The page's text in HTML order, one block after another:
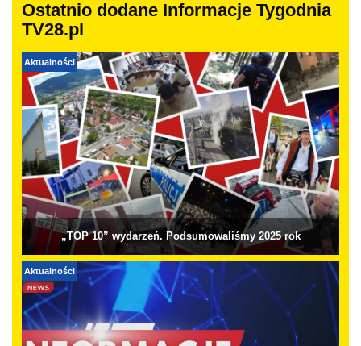
Ostatnio dodane Informacje Tygodnia
TV28.pl
Aktualności
„TOP 10” wydarzeń. Podsumowaliśmy 2025 rok
Aktualności